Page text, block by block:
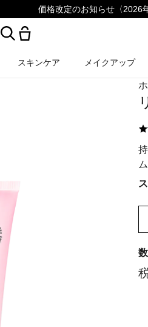
価格改定のお知らせ〈2026
スキンケア メイクアップ
ム